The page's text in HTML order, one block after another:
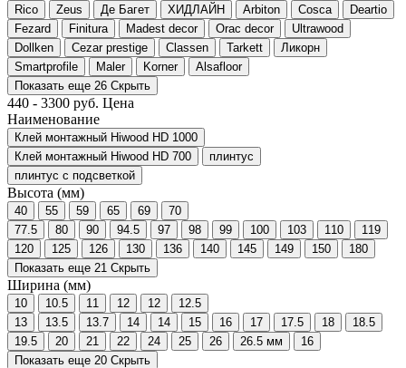
Rico
Zeus Де Багет ХИДЛАЙН Arbiton Cosca
Deartio
Fezard
Finitura Madest decor Orac decor
Ultrawood
Dollken
Cezar prestige Classen Tarkett
Ликорн
Smartprofile
Maler Korner
Alsafloor
Показать еще 26 Скрыть
440 - 3300 руб. Цена
Наименование
Клей монтажный Hiwood HD 1000
Клей монтажный Hiwood HD 700
плинтус
плинтус с подсветкой
Высота (мм)
40 55 59 65 69
70
77.5
80 90 94.5 97 98 99 100 103 110
119
120
125 126 130 136 140 145 149 150
180
Показать еще 21 Скрыть
Ширина (мм)
10 10.5 11 12 12
12.5
13
13.5 13.7 14 14 15 16 17 17.5 18
18.5
19.5
20 21 22 24 25 26 26.5 мм
16
Показать еще 20 Скрыть